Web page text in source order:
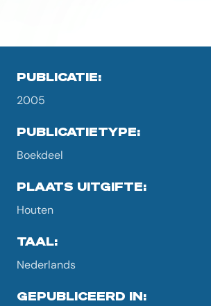
PUBLICATIE:
2005
PUBLICATIETYPE:
Boekdeel
PLAATS UITGIFTE:
Houten
TAAL:
Nederlands
GEPUBLICEERD IN: